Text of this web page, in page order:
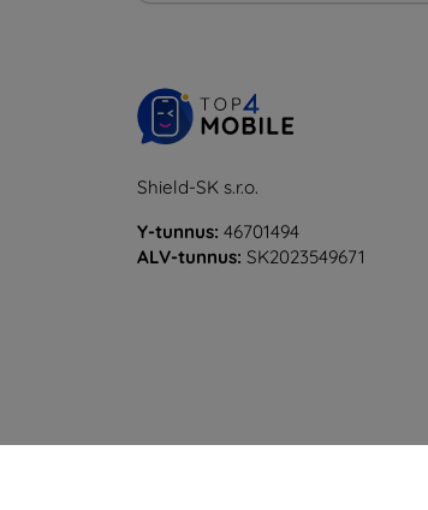
Shield-SK s.r.o.
Y-tunnus: 46701494
ALV-tunnus: SK2023549671